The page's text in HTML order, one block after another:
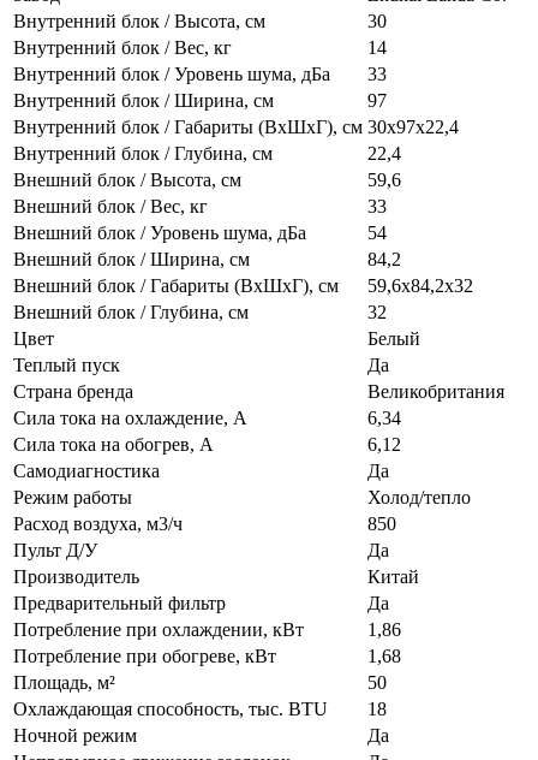
Внутренний блок / Высота, см
30
Внутренний блок / Вес, кг
14
Внутренний блок / Уровень шума, дБа
33
Внутренний блок / Ширина, см
97
Внутренний блок / Габариты (ВхШхГ), см 30х97х22,4
Внутренний блок / Глубина, см
22,4
Внешний блок / Высота, см
59,6
Внешний блок / Вес, кг
33
Внешний блок / Уровень шума, дБа
54
Внешний блок / Ширина, см
84,2
Внешний блок / Габариты (ВхШхГ), см
59,6х84,2х32
Внешний блок / Глубина, см
32
Цвет
Белый
Теплый пуск
Да
Страна бренда
Великобритания
Сила тока на охлаждение, А
6,34
Сила тока на обогрев, А
6,12
Самодиагностика
Да
Режим работы
Холод/тепло
Расход воздуха, м3/ч
850
Пульт Д/У
Да
Производитель
Китай
Предварительный фильтр
Да
Потребление при охлаждении, кВт
1,86
Потребление при обогреве, кВт
1,68
Площадь, м²
50
Охлаждающая способность, тыс. BTU
18
Ночной режим
Да